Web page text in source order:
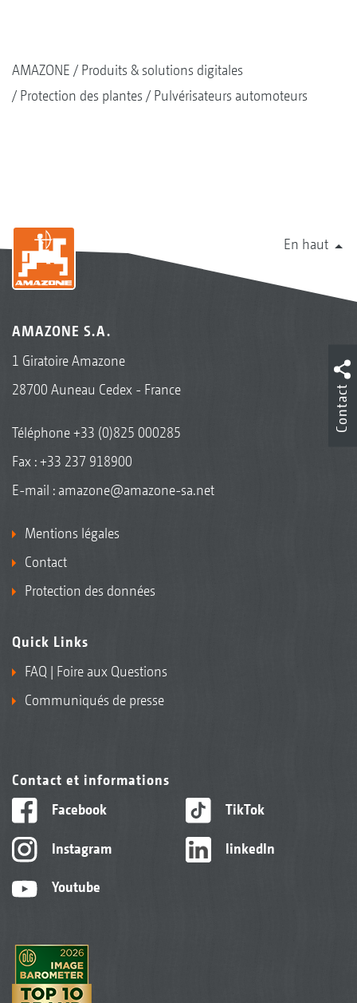
AMAZONE
Produits & solutions digitales
Protection des plantes
Pulvérisateurs automoteurs
En haut
AMAZONE S.A.
1 Giratoire Amazone
28700 Auneau Cedex - France
Téléphone+33 (0)825 000285
Fax : +33 237 918900
E-mail : amazone@amazone-sa.net
Mentions légales
Contact
Protection des données
Quick Links
FAQ | Foire aux Questions
Communiqués de presse
Contact et informations
Facebook
Instagram
Youtube
TikTok
linkedIn
Contact